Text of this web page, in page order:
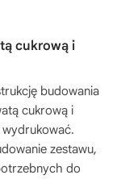
cukrową i
budowania
cukrową i
zestawu,
do